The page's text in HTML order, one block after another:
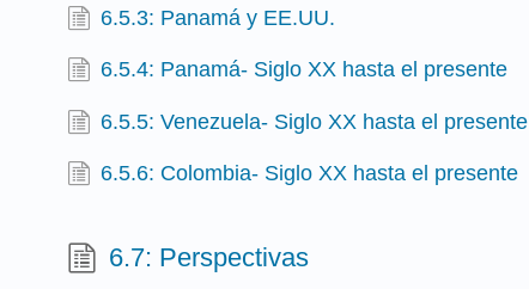
6.5.3: Panamá y EE.UU.
6.5.4: Panamá- Siglo XX hasta el presente
6.5.5: Venezuela- Siglo XX hasta el presente
6.5.6: Colombia- Siglo XX hasta el presente
6.7: Perspectivas